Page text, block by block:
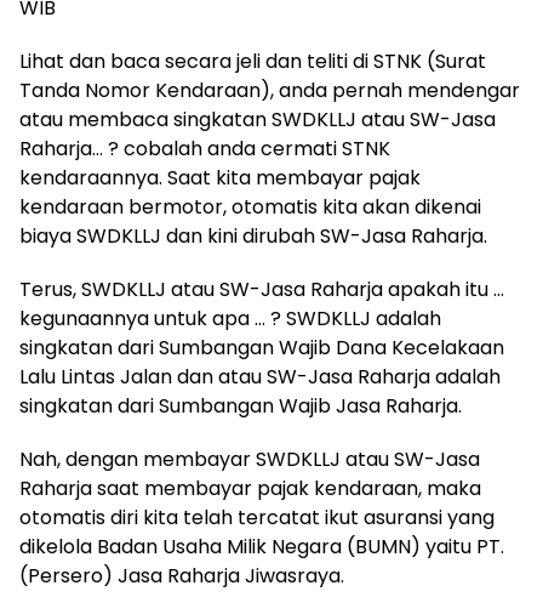
WIB
Lihat dan baca secara jeli dan teliti di STNK (Surat
Tanda Nomor Kendaraan), anda pernah mendengar
atau membaca singkatan SWDKLLJ atau SW-Jasa
Raharja… ? cobalah anda cermati STNK
kendaraannya. Saat kita membayar pajak
kendaraan bermotor, otomatis kita akan dikenai
biaya SWDKLLJ dan kini dirubah SW-Jasa Raharja.
Terus, SWDKLLJ atau SW-Jasa Raharja apakah itu …
kegunaannya untuk apa … ? SWDKLLJ adalah
singkatan dari Sumbangan Wajib Dana Kecelakaan
Lalu Lintas Jalan dan atau SW-Jasa Raharja adalah
singkatan dari Sumbangan Wajib Jasa Raharja.
Nah, dengan membayar SWDKLLJ atau SW-Jasa
Raharja saat membayar pajak kendaraan, maka
otomatis diri kita telah tercatat ikut asuransi yang
dikelola Badan Usaha Milik Negara (BUMN) yaitu PT.
(Persero) Jasa Raharja Jiwasraya.